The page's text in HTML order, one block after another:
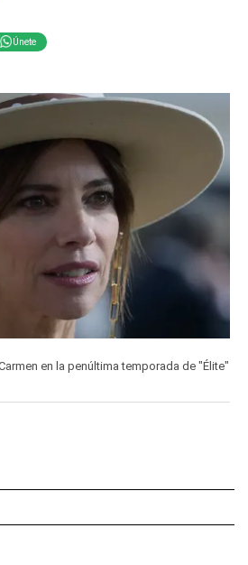
Únete
en la penúltima temporada de "Élite"